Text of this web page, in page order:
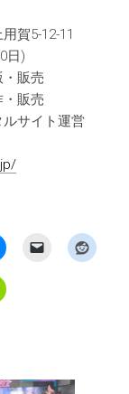
賀5-12-11
日)
販売
販売
イト運営